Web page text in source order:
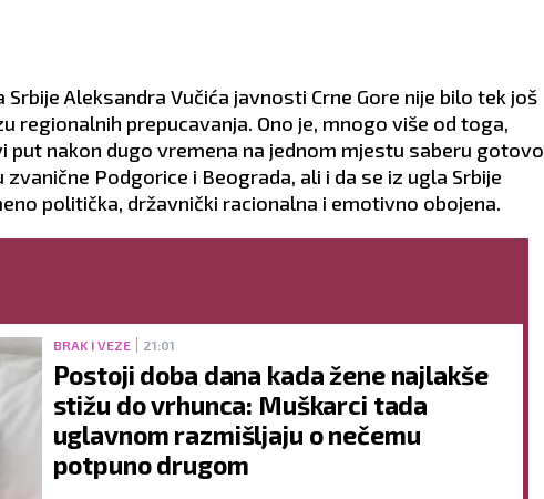
Aleksandra Vučića javnosti Crne Gore nije bilo tek još
regionalnih prepucavanja. Ono je, mnogo više od toga,
put nakon dugo vremena na jednom mjestu saberu gotovo
Podgorice i Beograda, ali i da se iz ugla Srbije
politička, državnički racionalna i emotivno obojena.
BRAK I VEZE 21:01
Postoji doba dana kada žene najlakše
stižu do vrhunca: Muškarci tada
uglavnom razmišljaju o nečemu
potpuno drugom